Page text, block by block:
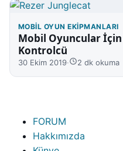
MOBIL OYUN EKIPMANLARI
Mobil Oyuncular İçin
Kontrolcü
30 Ekim 2019· 2 dk okuma
FORUM
Hakkımızda